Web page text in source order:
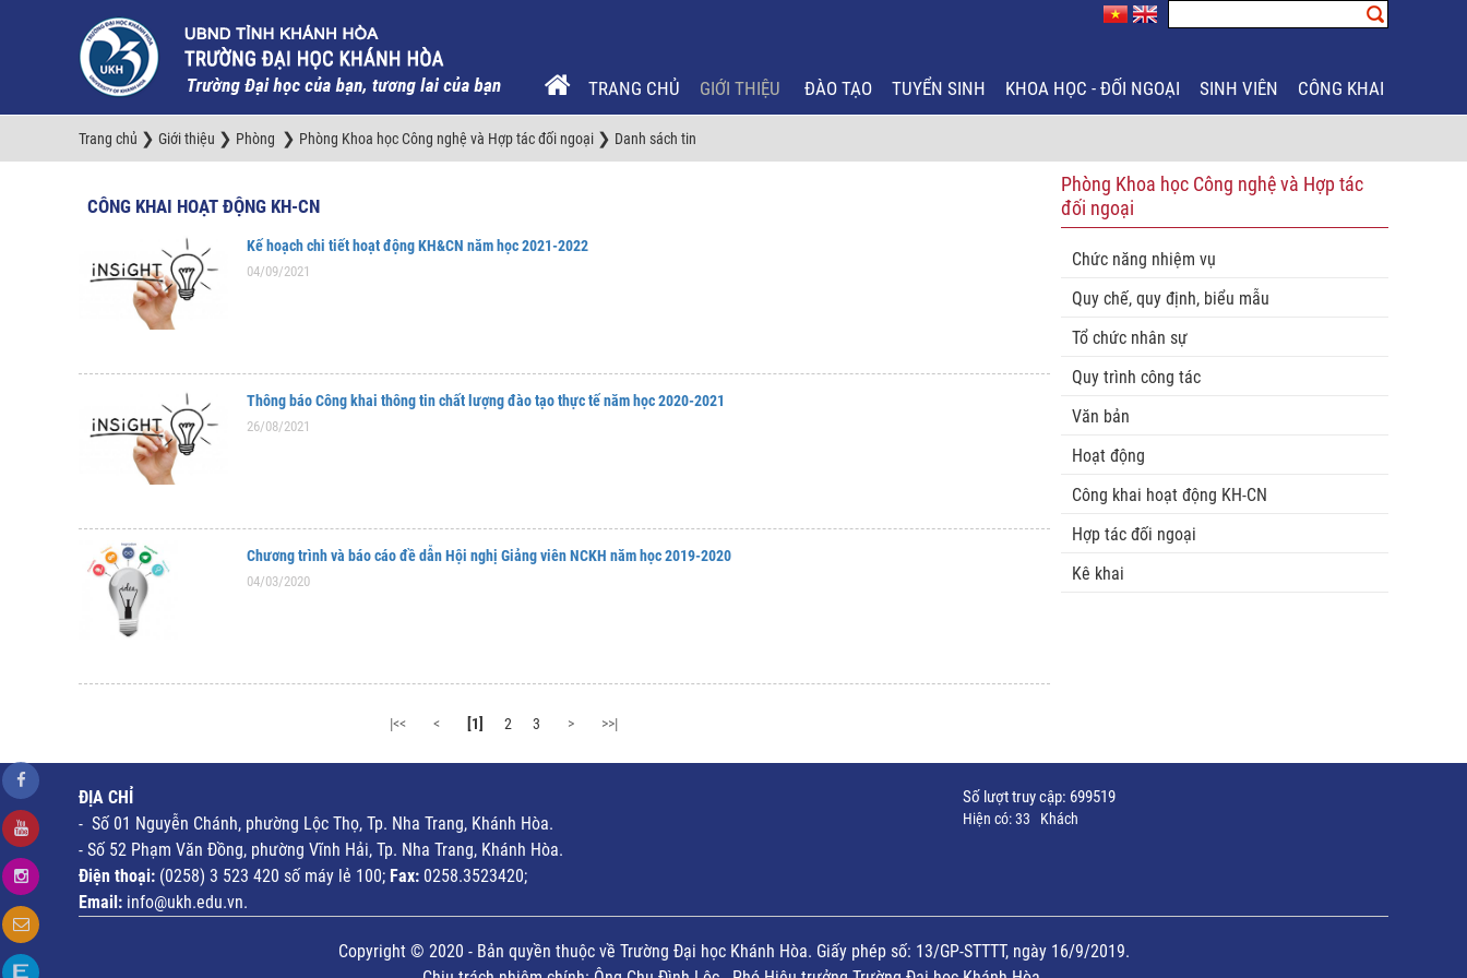
TRANG CHỦ GIỚI THIỆU ĐÀO TẠO TUYỂN SINH KHOA HỌC - ĐỐI NGOẠI SINH VIÊN CÔNG KHAI
Trang chủ ❯ Giới thiệu ❯ Phòng ❯ Phòng Khoa học Công nghệ và Hợp tác đối ngoại ❯ Danh sách tin
CÔNG KHAI HOẠT ĐỘNG KH-CN
Kế hoạch chi tiết hoạt động KH&CN năm học 2021-2022
04/09/2021
Thông báo Công khai thông tin chất lượng đào tạo thực tế năm học 2020-2021
26/08/2021
Chương trình và báo cáo đề dẫn Hội nghị Giảng viên NCKH năm học 2019-2020
04/03/2020
|<< < [1] 2 3 > >>|
Phòng Khoa học Công nghệ và Hợp tác
đối ngoại
Chức năng nhiệm vụ
Quy chế, quy định, biểu mẫu
Tổ chức nhân sự
Quy trình công tác
Văn bản
Hoạt động
Công khai hoạt động KH-CN
Hợp tác đối ngoại
Kê khai
ĐỊA CHỈ
- Số 01 Nguyễn Chánh, phường Lộc Thọ, Tp. Nha Trang, Khánh Hòa.
- Số 52 Phạm Văn Đồng, phường Vĩnh Hải, Tp. Nha Trang, Khánh Hòa.
Điện thoại: (0258) 3 523 420 số máy lẻ 100; Fax: 0258.3523420;
Email: info@ukh.edu.vn.
Số lượt truy cập: 699519
Hiện có:33 Khách
Copyright © 2020 - Bản quyền thuộc về Trường Đại học Khánh Hòa. Giấy phép số: 13/GP-STTTT, ngày 16/9/2019.